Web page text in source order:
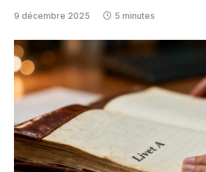
9 décembre 2025 5 minutes